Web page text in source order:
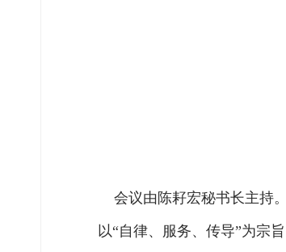
会议由陈耔宏秘书长主持
以“自律、服务、传导”为宗